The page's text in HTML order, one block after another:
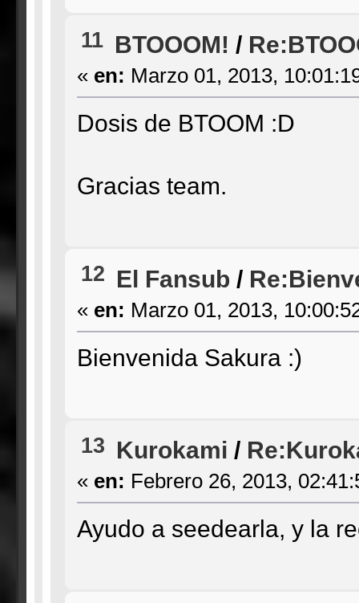
11 BTOOOM! /
« en: Marzo 01, 2013,
Dosis de BTOOM :D
Gracias team.
12 El Fansub /
« en: Marzo 01, 2013,
Bienvenida Sakura :)
13 Kurokami /
« en: Febrero 26, 2013,
Ayudo a seedearla, y la